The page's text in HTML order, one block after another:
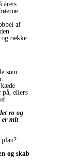
årets
af
og række.
som
kæde
på, ellers
ro og
er mit
plan?
og skab